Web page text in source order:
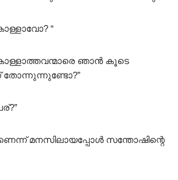
“
ഞാൻ കൂടെ
തോന്നുന്നുണ്ടോ?”
മനസിലായപ്പോൾ സന്തോഷിന്റെ